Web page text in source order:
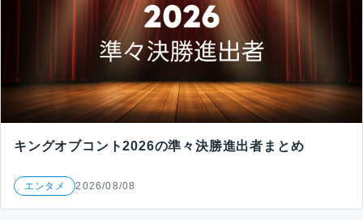
キングオブコント2026の準々決勝進出者まとめ
エンタメ 2026/08/08